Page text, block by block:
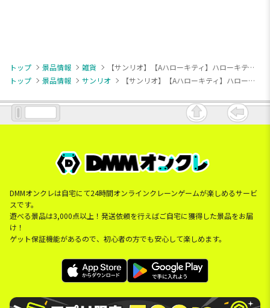
トップ 景品情報 雑貨
【サンリオ】【Aハローキティ】ハローキティ・クロミ シャワーサンダル
トップ
景品情報 サンリオ 【サンリオ】【Aハローキティ】ハローキティ・クロミ シャワーサンダル
DMMオンクレは自宅にて24時間オンラインクレーンゲームが楽しめるサービ
スです。
遊べる景品は3,000点以上！発送依頼を行えばご自宅に獲得した景品をお届
け！
ゲット保証機能があるので、初心者の方でも安心して楽しめます。